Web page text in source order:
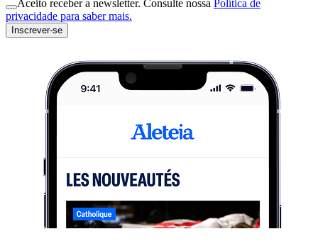
Aceito receber a newsletter. Consulte nossa Política de
privacidade para saber mais.
Inscrever-se